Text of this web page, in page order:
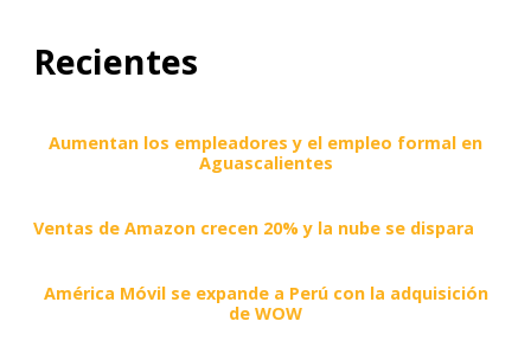
Recientes
Aumentan los empleadores y el empleo formal en
Aguascalientes
Ventas de Amazon crecen 20% y la nube se dispara
América Móvil se expande a Perú con la adquisición
de WOW